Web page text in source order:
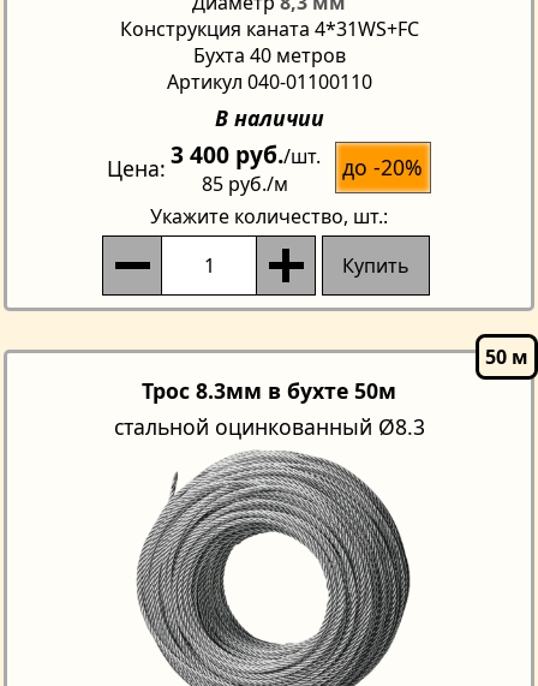
Конструкция каната 4*31WS+FC
Бухта 40 метров
Артикул 040-01100110
В наличии
Цена 3 400 руб./шт.
85 руб./м
до -20%
Укажите количество, шт.:
Купить
Трос 8.3мм в бухте 50м
стальной оцинкованный Ø8.3